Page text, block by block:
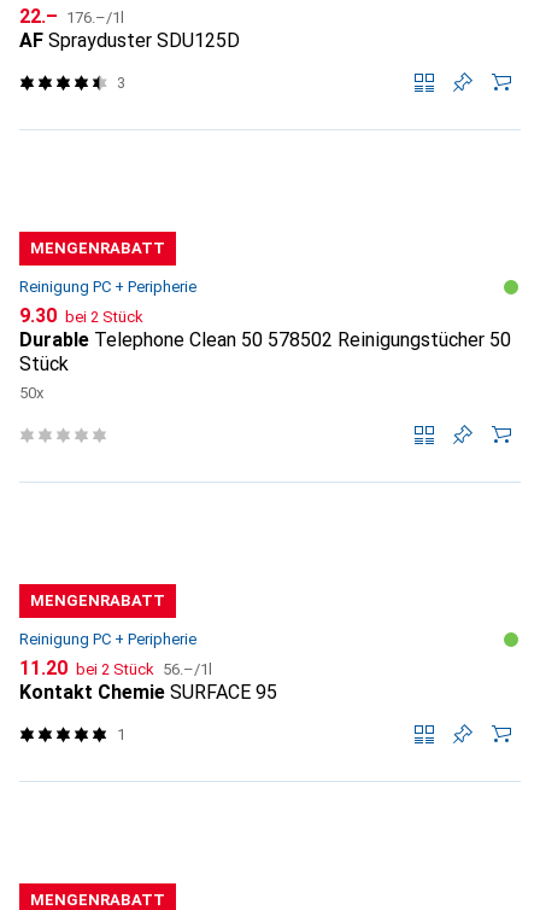
CHF
22.– CHF
176.–/1l
AF Sprayduster SDU125D
3
MENGENRABATT
Reinigung PC + Peripherie
CHF
9.30 bei 2 Stück
Durable Telephone Clean 50 578502 Reinigungstücher 50
Stück
50x
MENGENRABATT
Reinigung PC + Peripherie
CHF
11.20 bei 2 Stück CHF
56.–/1l
Kontakt Chemie SURFACE 95
1
MENGENRABATT